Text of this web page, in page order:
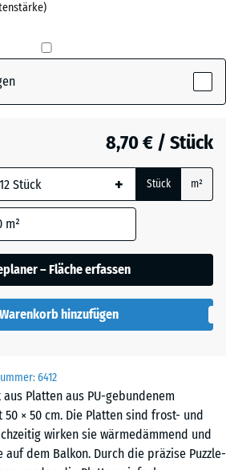
6412
Platten aus PU-gebundenem
× 50 cm. Die Platten sind frost- und
wirken sie wärmedämmend und
dem Balkon. Durch die präzise Puzzle-
8,70 € / Stück
+ Stück m²
m²
– Fläche erfassen
hinzufügen